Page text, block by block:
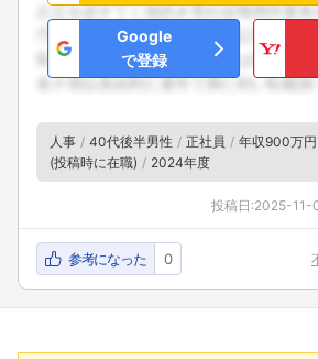
Google
で登録
人事 40代後半男性 正社員 年収900万円
(投稿時に在職)
2024年度
投稿日:2025-11-
参考になった 0